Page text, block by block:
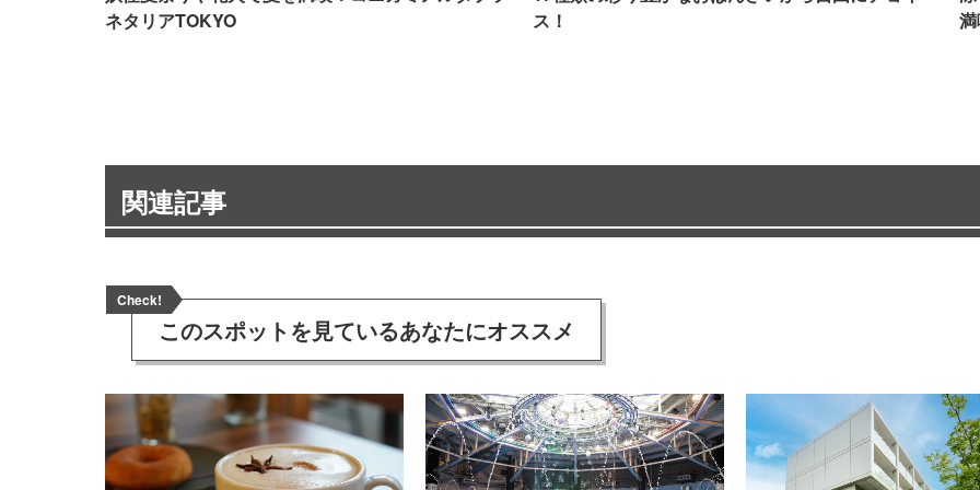
ネタリアTOKYO
ス！
関連記事
Check!
このスポットを見ているあなたにオススメ